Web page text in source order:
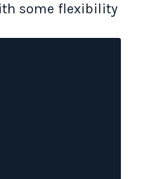
some flexibility